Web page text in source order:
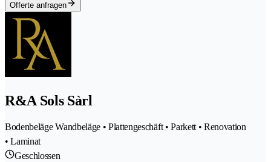
Offerte anfragen
R&A Sols Sàrl
Bodenbeläge Wandbeläge • Plattengeschäft • Parkett • Renovation
• Laminat
Geschlossen